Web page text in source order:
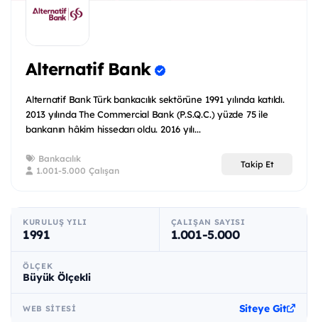
Alternatif Bank
Alternatif Bank Türk bankacılık sektörüne 1991 yılında katıldı.
2013 yılında The Commercial Bank (P.S.Q.C.) yüzde 75 ile
bankanın hâkim hissedarı oldu. 2016 yılı...
Bankacılık
1.001-5.000 Çalışan
Takip Et
KURULUŞ YILI
1991
ÇALIŞAN SAYISI
1.001-5.000
ÖLÇEK
Büyük Ölçekli
WEB SITESI Siteye Git